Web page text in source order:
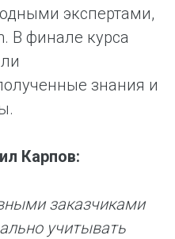
экспертами,
В финале курса
знания и
Карпов:
заказчиками
учитывать